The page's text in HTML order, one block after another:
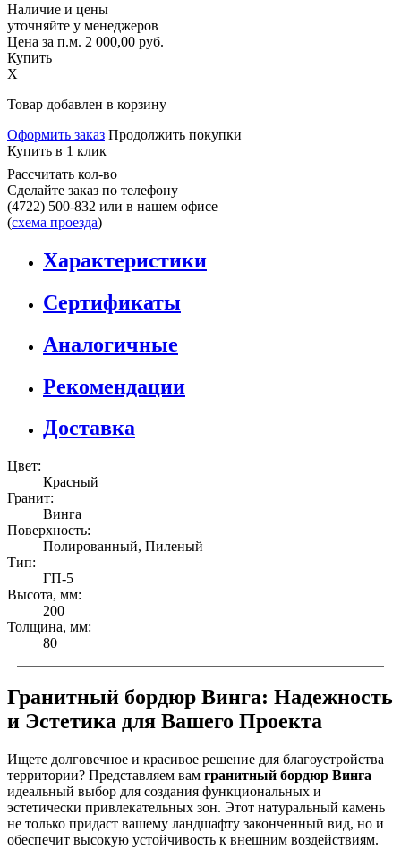
Наличие и цены
уточняйте у менеджеров
Цена за п.м. 2 000,00 руб.
Купить
X
Товар добавлен в корзину
Оформить заказ Продолжить покупки
Купить в 1 клик
Рассчитать кол-во
Сделайте заказ по телефону
(4722) 500-832 или в нашем офисе
(схема проезда)
Характеристики
Сертификаты
Аналогичные
Рекомендации
Доставка
Цвет:
Красный
Гранит:
Винга
Поверхность:
Полированный, Пиленый
Тип:
ГП-5
Высота, мм:
200
Толщина, мм:
80
Гранитный бордюр Винга: Надежность
и Эстетика для Вашего Проекта
Ищете долговечное и красивое решение для благоустройства
территории? Представляем вам гранитный бордюр Винга –
идеальный выбор для создания функциональных и
эстетически привлекательных зон. Этот натуральный камень
не только придаст вашему ландшафту законченный вид, но и
обеспечит высокую устойчивость к внешним воздействиям.